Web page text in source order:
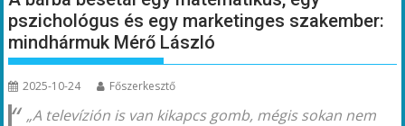
pszichológus és egy marketinges szakember:
mindhármuk Mérő László
2025-10-24 Főszerkesztő
„A televízión is van kikapcsgomb, mégis sokan nem